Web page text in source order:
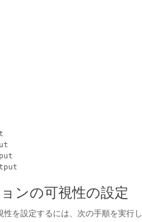
ンの可視性の設定
を設定するには、次の手順を実行し